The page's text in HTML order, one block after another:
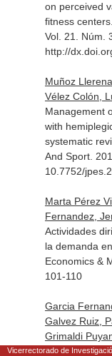
on perceived
fitness centers.
Vol. 21. Núm.
http://
Muñoz
Vélez Colón,
Management
with
systematic
And Sport.
10.7752/
Marta Pérez
Fernandez,
Actividades
la demanda
Economics &
101-110
Garcia
Galvez Ruiz,
Grimaldi
La
Vicerrectorado de